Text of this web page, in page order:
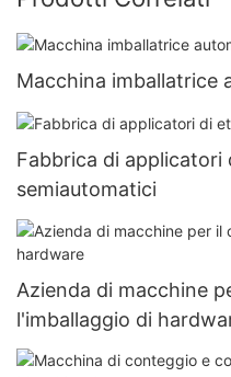
Macchina imballatrice
Fabbrica di applicatori
semiautomatici
Azienda di macchine
l'imballaggio di